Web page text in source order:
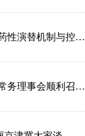
性演替机制与控…
务理事会顺利召…